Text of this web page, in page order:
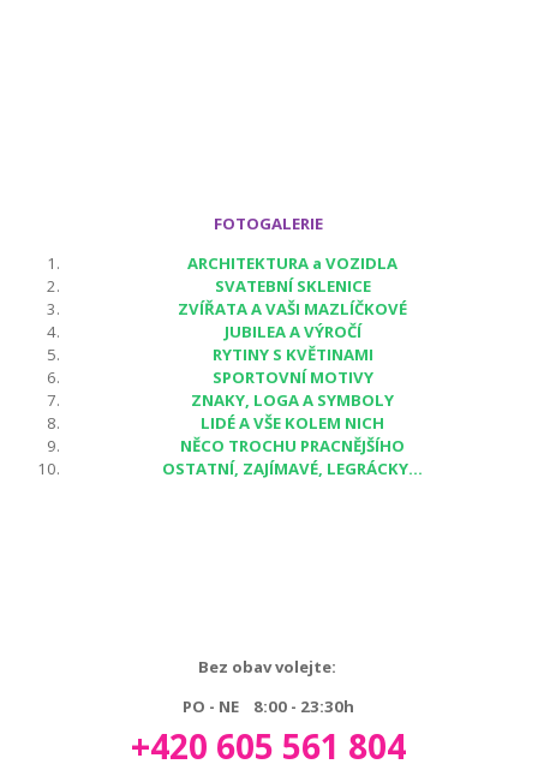
FOTOGALERIE
ARCHITEKTURA a VOZIDLA
SVATEBNÍ SKLENICE
ZVÍŘATA A VAŠI MAZLÍČKOVÉ
JUBILEA A VÝROČÍ
RYTINY S KVĚTINAMI
SPORTOVNÍ MOTIVY
ZNAKY, LOGA A SYMBOLY
LIDÉ A VŠE KOLEM NICH
NĚCO TROCHU PRACNĚJŠÍHO
OSTATNÍ, ZAJÍMAVÉ, LEGRÁCKY...
Bez obav volejte:
PO - NE 8:00 - 23:30h
+420 605 561 804